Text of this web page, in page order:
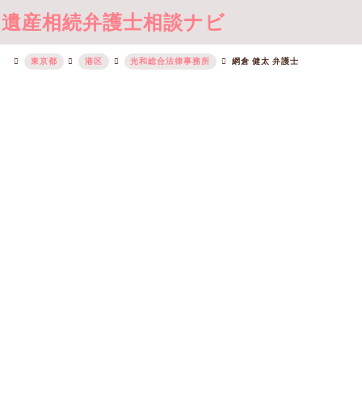
遺産相続弁護士相談ナビ
東京都 港区 光和総合法律事務所 網倉 健太 弁護士